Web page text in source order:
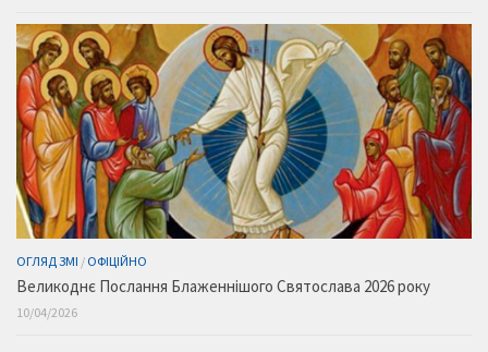
ОГЛЯД ЗМІ / ОФІЦІЙНО
Великоднє Послання Блаженнішого Святослава 2026 року
10/04/2026